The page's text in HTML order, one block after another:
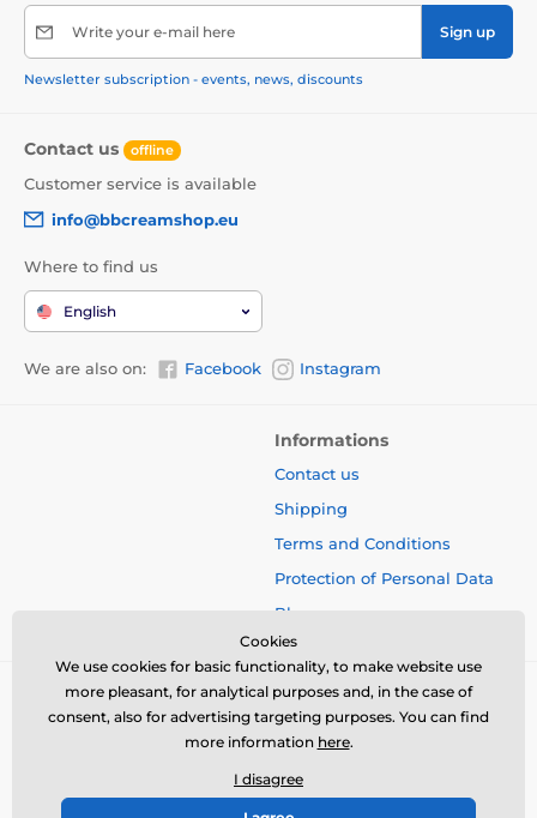
Write your e-mail here Sign up
Newsletter subscription - events, news, discounts
Contact us offline
Customer service is available
info@bbcreamshop.eu
Where to find us
English
We are also on: Facebook Instagram
Informations
Contact us
Shipping
Terms and Conditions
Protection of Personal Data
Blog
Cookies
We use cookies for basic functionality, to make website use
more pleasant, for analytical purposes and, in the case of
consent, also for advertising targeting purposes. You can find
more information here.
I disagree